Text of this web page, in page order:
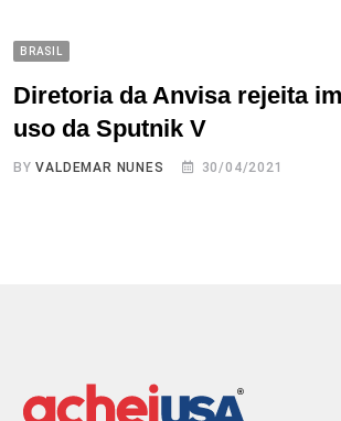
BRASIL
Diretoria da Anvisa rejeita
uso da Sputnik V
BYVALDEMAR NUNES 30/04/2021